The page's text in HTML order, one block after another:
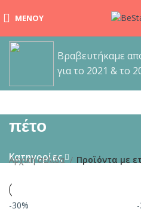
ΜΕΝΟΎ
Βραβευτήκαμε
για το 2021 & το
πέτο
Κατηγορίες
Αρχική σελίδα Προϊόντα με
-30%